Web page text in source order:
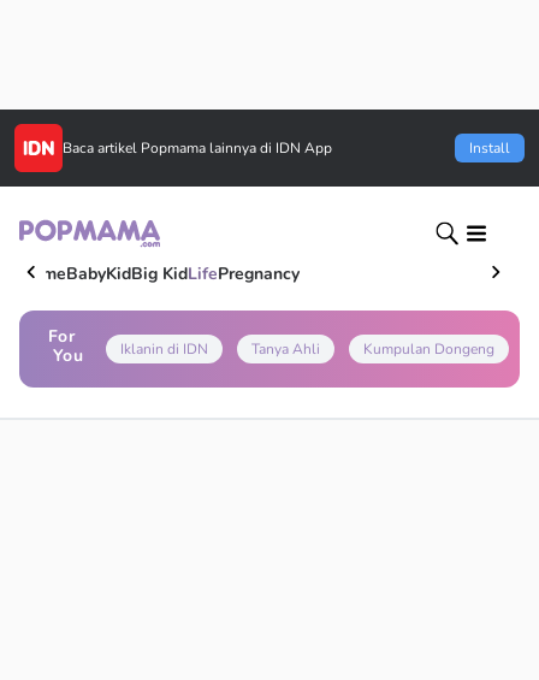
Baca artikel Popmama lainnya di IDN App Install
HomeBabyKidBig KidLifePregnancy
For
You
Iklanin di IDN Tanya Ahli Kumpulan Dongeng